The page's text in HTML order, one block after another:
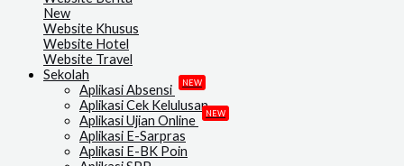
New
Website Khusus
Website Hotel
Website Travel
Sekolah
Aplikasi Absensi
NEW
Aplikasi Cek Kelulusan
Aplikasi Ujian Online
NEW
Aplikasi E-Sarpras
Aplikasi E-BK Poin